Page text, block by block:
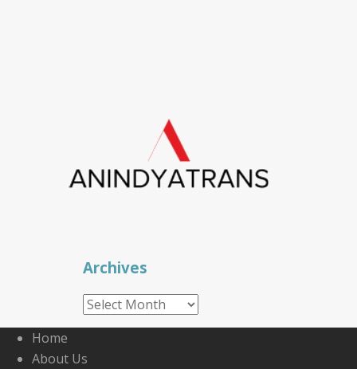
Archives
Archives
Home
About Us